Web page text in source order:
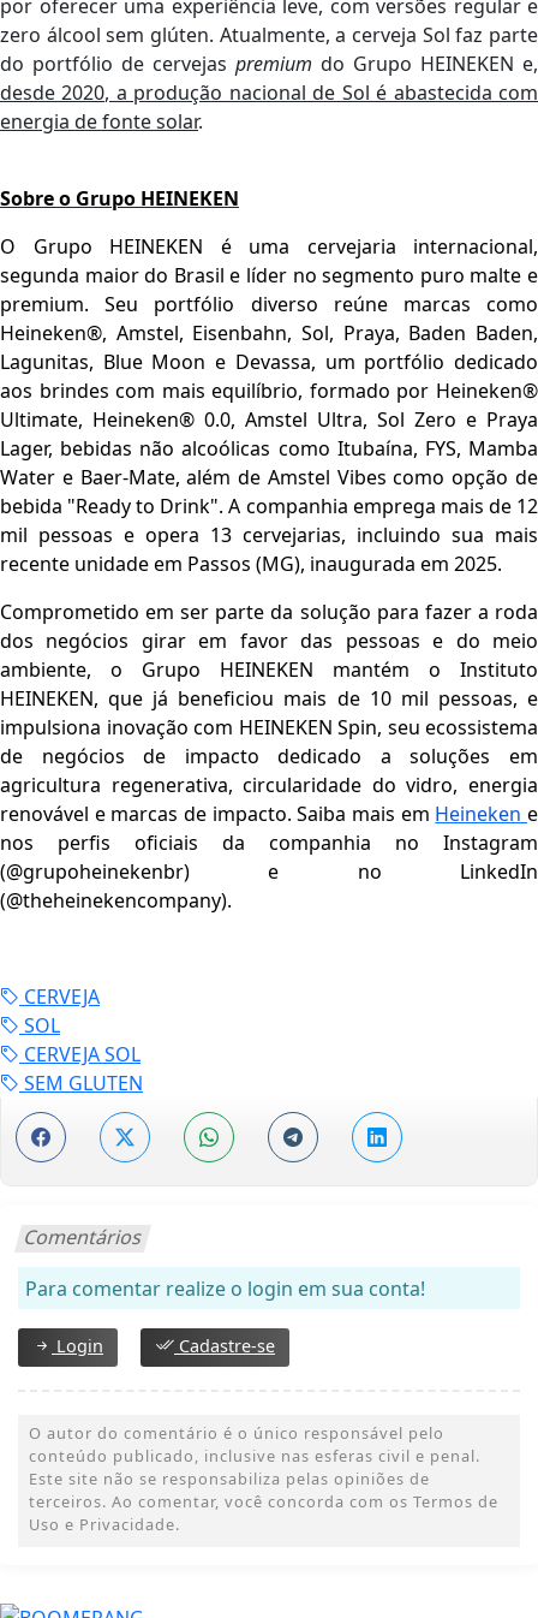
por oferecer uma experiência leve, com versões regular e
zero álcool sem glúten. Atualmente, a cerveja Sol faz parte
do portfólio de cervejas premium do Grupo HEINEKEN e,
desde 2020, a produção nacional de Sol é abastecida com
energia de fonte solar.
Sobre o Grupo HEINEKEN
O Grupo HEINEKEN é uma cervejaria internacional,
segunda maior do Brasil e líder no segmento puro malte e
premium. Seu portfólio diverso reúne marcas como
Heineken®, Amstel, Eisenbahn, Sol, Praya, Baden Baden,
Lagunitas, Blue Moon e Devassa, um portfólio dedicado
aos brindes com mais equilíbrio, formado por Heineken®
Ultimate, Heineken® 0.0, Amstel Ultra, Sol Zero e Praya
Lager, bebidas não alcoólicas como Itubaína, FYS, Mamba
Water e Baer-Mate, além de Amstel Vibes como opção de
bebida "Ready to Drink". A companhia emprega mais de 12
mil pessoas e opera 13 cervejarias, incluindo sua mais
recente unidade em Passos (MG), inaugurada em 2025.
Comprometido em ser parte da solução para fazer a roda
dos negócios girar em favor das pessoas e do meio
ambiente, o Grupo HEINEKEN mantém o Instituto
HEINEKEN, que já beneficiou mais de 10 mil pessoas, e
impulsiona inovação com HEINEKEN Spin, seu ecossistema
de negócios de impacto dedicado a soluções em
agricultura regenerativa, circularidade do vidro, energia
renovável e marcas de impacto. Saiba mais em Heinekene
nos perfis oficiais da companhia no Instagram
(@grupoheinekenbr) e no LinkedIn
(@theheinekencompany).
CERVEJA
SOL
CERVEJA SOL
SEM GLUTEN
Comentários
Para comentar realize o login em sua conta!
Login Cadastre-se
O autor do comentário é o único responsável pelo
conteúdo publicado, inclusive nas esferas civil e penal.
Este site não se responsabiliza pelas opiniões de
terceiros. Ao comentar, você concorda com os Termos de
Uso e Privacidade.